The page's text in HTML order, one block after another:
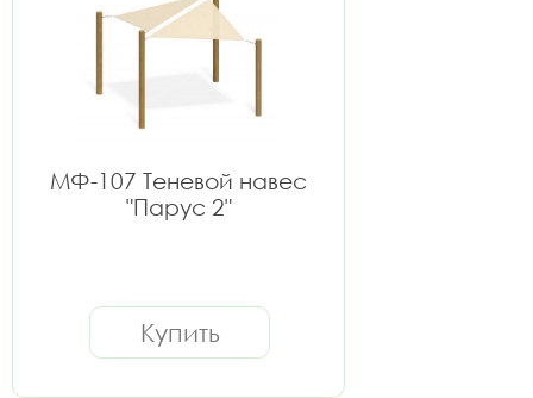
МФ-107 Теневой навес
"Парус 2"
Купить